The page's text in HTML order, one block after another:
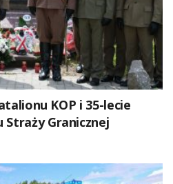
KOP i 35-lecie
Straży Granicznej